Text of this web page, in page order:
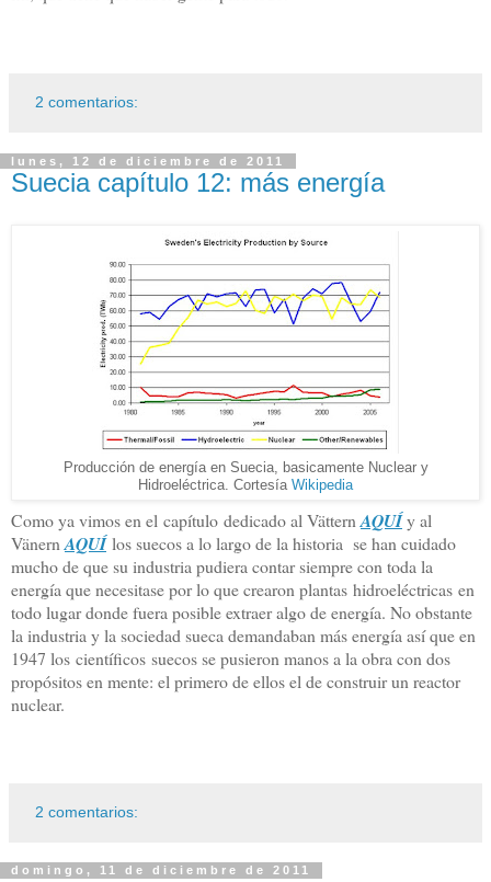
2 comentarios:
lunes, 12 de diciembre de 2011
Suecia capítulo 12: más energía
Producción de energía en Suecia, basicamente Nuclear y
Hidroeléctrica. Cortesía Wikipedia
Como ya vimos en el capítulo dedicado al Vättern AQUÍy al
Vänern AQUÍlos suecos a lo largo de la historia se han cuidado
mucho de que su industria pudiera contar siempre con toda la
energía que necesitase por lo que crearon plantas hidroeléctricas en
todo lugar donde fuera posible extraer algo de energía. No obstante
la industria y la sociedad sueca demandaban más energía así que en
1947 los científicos suecos se pusieron manos a la obra con dos
propósitos en mente: el primero de ellos el de construir un reactor
nuclear.
2 comentarios:
domingo, 11 de diciembre de 2011